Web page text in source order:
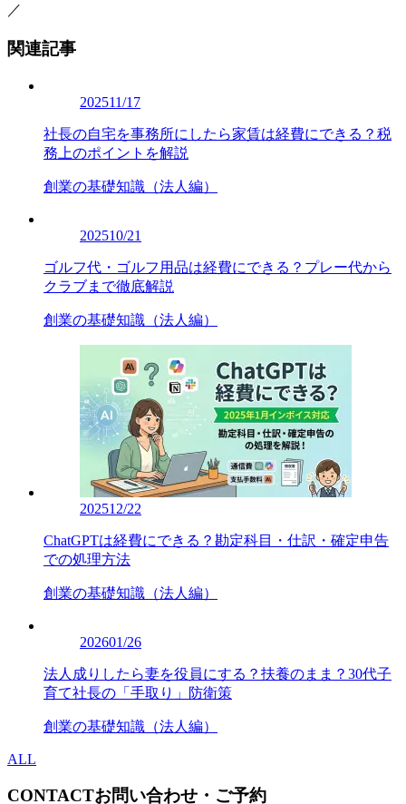
／
関連記事
202511/17
社長の自宅を事務所にしたら家賃は経費にできる？税
務上のポイントを解説
創業の基礎知識（法人編）
202510/21
ゴルフ代・ゴルフ用品は経費にできる？プレー代から
クラブまで徹底解説
創業の基礎知識（法人編）
202512/22
ChatGPTは経費にできる？勘定科目・仕訳・確定申告
での処理方法
創業の基礎知識（法人編）
202601/26
法人成りしたら妻を役員にする？扶養のまま？30代子
育て社長の「手取り」防衛策
創業の基礎知識（法人編）
ALL
CONTACTお問い合わせ・ご予約